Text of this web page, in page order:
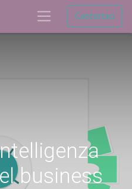
Contattaci
business